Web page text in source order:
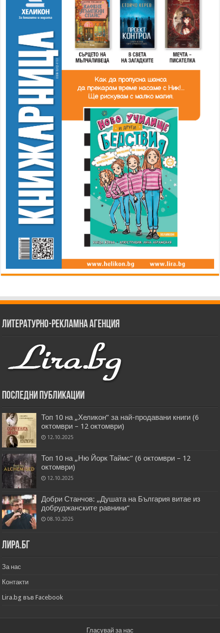
Литературно-рекламна агенция
Последни публикации
Топ 10 на „Хеликон” за най-продавани книги (6
октомври – 12 октомври)
12.10.2025
Топ 10 на „Ню Йорк Таймс” (6 октомври – 12
октомври)
12.10.2025
Добри Станчов: „Душата на България витае из
добруджанските равнини“
08.10.2025
Лира.бг
За нас
Контакти
Lira.bg във Facebook
Гласувай за нас